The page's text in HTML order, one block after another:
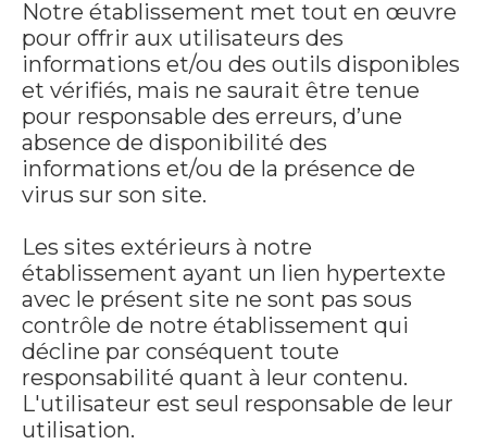
Notre établissement met tout en œuvre
pour offrir aux utilisateurs des
informations et/ou des outils disponibles
et vérifiés, mais ne saurait être tenue
pour responsable des erreurs, d’une
absence de disponibilité des
informations et/ou de la présence de
virus sur son site.
Les sites extérieurs à notre
établissement ayant un lien hypertexte
avec le présent site ne sont pas sous
contrôle de notre établissement qui
décline par conséquent toute
responsabilité quant à leur contenu.
L'utilisateur est seul responsable de leur
utilisation.